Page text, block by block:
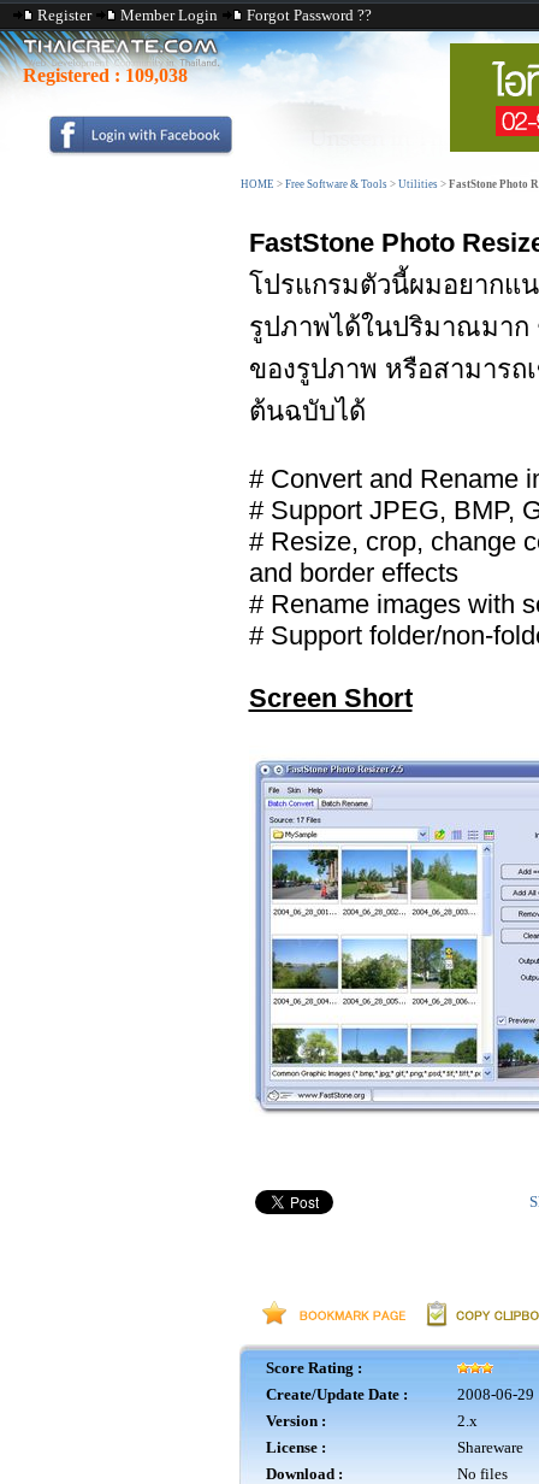
Register Member Login Forgot Password ??
Registered : 109,038
HOME > Free Software & Tools > Utilities > FastStone Photo
FastStone Photo
โปรแกรมตัวนี้ผมอยากแ
รูปภาพได้ในปริมาณมาก
ของรูปภาพ หรือสามาร
ต้นฉบับได้
# Convert and Rename
# Support JPEG, BMP,
# Resize, crop, change
and border effects
# Rename images with
# Support folder/non-
Screen Short
Score Rating :
Create/Update Date :
2008-06-29
Version :
2.x
License :
Shareware
Download :
No files